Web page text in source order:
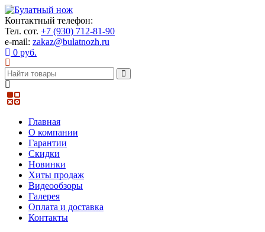
Контактный телефон:
Тел. сот. +7 (930) 712-81-90
e-mail: zakaz@bulatnozh.ru
0 руб.
Главная
О компании
Гарантии
Скидки
Новинки
Хиты продаж
Видеообзоры
Галерея
Оплата и доставка
Контакты